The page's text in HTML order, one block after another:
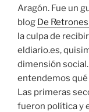
Aragón. Fue un
blog De
la culpa de
eldiario.es,
dimensión
entendemos qué
Las primeras
fueron política y